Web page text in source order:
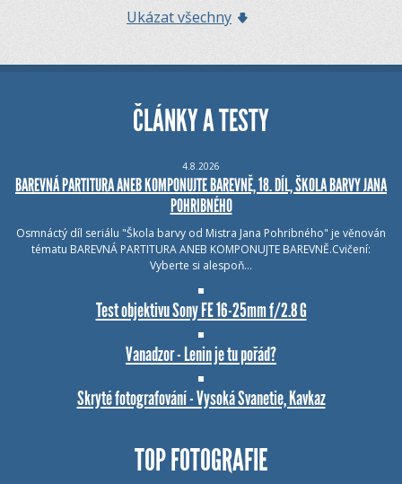
Ukázat všechny
ČLÁNKY A TESTY
4.8.2026
BAREVNÁ PARTITURA ANEB KOMPONUJTE BAREVNĚ, 18. DÍL, ŠKOLA BARVY JANA
POHRIBNÉHO
Osmnáctý díl seriálu "Škola barvy od Mistra Jana Pohribného" je věnován
tématu BAREVNÁ PARTITURA ANEB KOMPONUJTE BAREVNĚ.Cvičení:
Vyberte si alespoň…
Test objektivu Sony FE 16-25mm f/2.8 G
Vanadzor - Lenin je tu pořád?
Skryté fotografování - Vysoká Svanetie, Kavkaz
TOP FOTOGRAFIE